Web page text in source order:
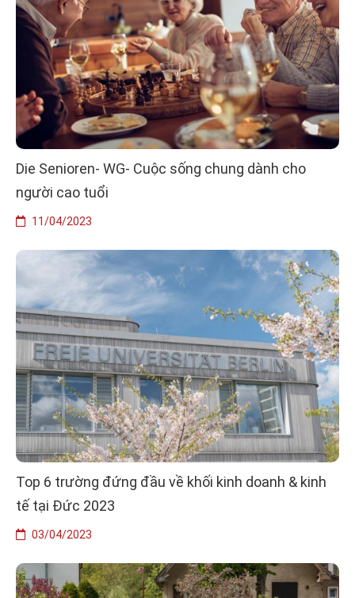
Die Senioren- WG- Cuộc sống chung dành cho
người cao tuổi
11/04/2023
Top 6 trường đứng đầu về khối kinh doanh & kinh
tế tại Đức 2023
03/04/2023